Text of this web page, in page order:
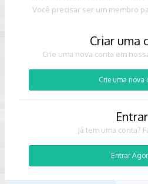
Você precisar ser um membro
Criar uma
Crie uma nova conta em
Crie uma nova
Entrar
Já tem uma conta?
Entrar